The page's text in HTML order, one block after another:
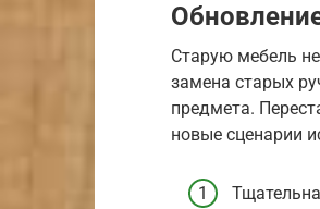
Старую мебель
замена старых
предмета.
новые сценарии